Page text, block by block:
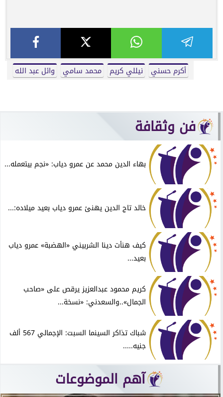
أكرم حسني نيللي كريم محمد سامي وائل عبد الله
فن وثقافة
بهاء الدين محمد عن عمرو دياب: «نجم بيتعمله...
خالد تاج الدين يهنئ عمرو دياب بعيد ميلاده:...
كيف هنأت دينا الشربيني «الهضبة» عمرو دياب
بعيد...
كريم محمود عبدالعزيز يرقص على «صاحب
الجمال»..والسعدني: «نسخة...
شباك تذاكر السينما السبت: الإجمالي 567 ألف
جنيه.....
آهم الموضوعات